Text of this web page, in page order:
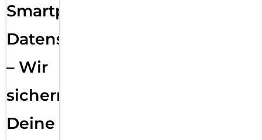
Smartphone
Datensicherung
– Wir
sichern
Deine